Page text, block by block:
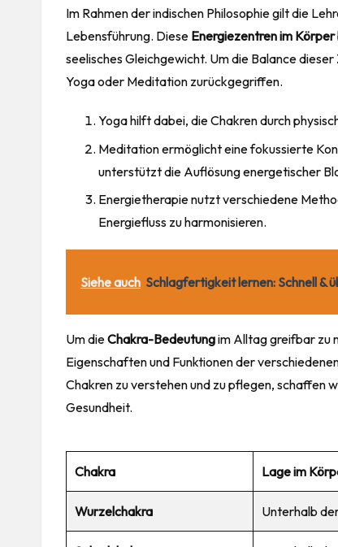
Im Rahmen der indischen Philosophie gilt die
Lebensführung. Diese Energiezentren im Körper
seelisches Gleichgewicht. Um die Balance
Yoga oder Meditation zurückgegriffen.
Yoga hilft dabei, die Chakren durch
Meditation ermöglicht eine fokussierte
unterstützt die Auflösung energetischer
Energietherapie nutzt verschiedene
Energiefluss zu harmonisieren.
Siehe auch Schlagfertigkeit lernen: Schnell &
Um dieChakra-Bedeutungim Alltag greifbar zu
Eigenschaftenund Funktionen der
Chakren zu verstehen und zu pflegen, schaffen
Gesundheit.
Chakra Lage im
Wurzelchakra Unterhalb